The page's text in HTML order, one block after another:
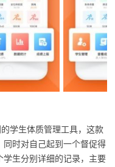
学生体质管理工具，这款
时对自己起到一个督促得
生分别详细的记录，主要